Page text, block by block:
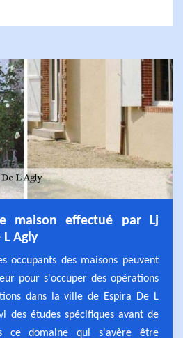
maison effectué par Lj
L Agly
occupants des maisons peuvent
pour s'occuper des opérations
dans la ville de Espira De L
des études spécifiques avant de
ce domaine qui s'avère être